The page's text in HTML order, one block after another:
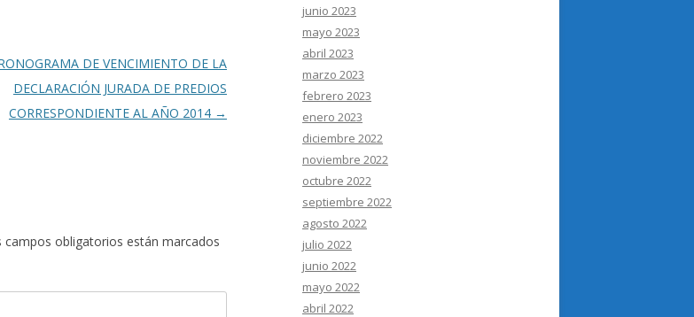
DE VENCIMIENTO DE LA
DECLARACIÓN JURADA DE PREDIOS
CORRESPONDIENTE AL AÑO 2014 →
campos obligatorios están marcados
junio 2023
mayo 2023
abril 2023
marzo 2023
febrero 2023
enero 2023
diciembre 2022
noviembre 2022
octubre 2022
septiembre 2022
agosto 2022
julio 2022
junio 2022
mayo 2022
abril 2022